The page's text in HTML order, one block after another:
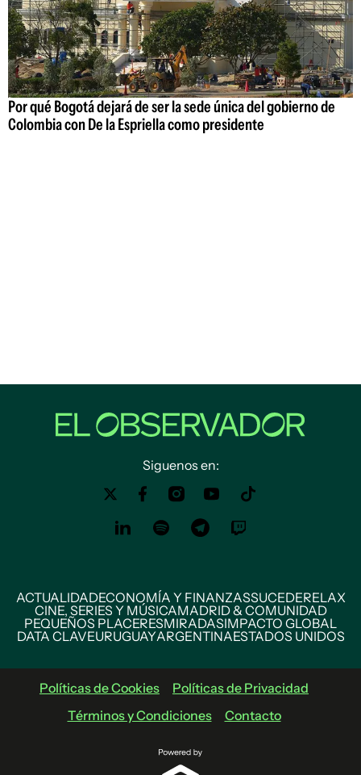
Por qué Bogotá dejará de ser la sede única del gobierno de
Colombia con De la Espriella como presidente
Siguenos en:
ACTUALIDADECONOMÍA Y FINANZASSUCEDERELAX
CINE, SERIES Y MÚSICAMADRID & COMUNIDAD
PEQUEÑOS PLACERESMIRADASIMPACTO GLOBAL
DATA CLAVEURUGUAYARGENTINAESTADOS UNIDOS
Políticas de Cookies
Políticas de Privacidad
Términos y Condiciones
Contacto